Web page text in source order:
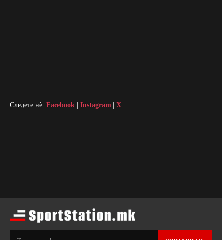
Следете нè: Facebook | Instagram | X